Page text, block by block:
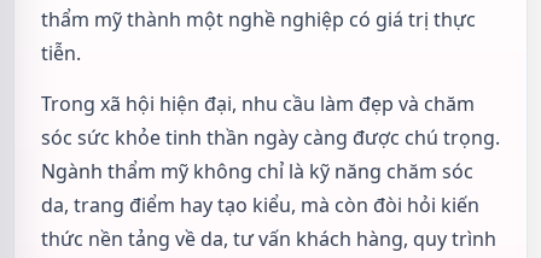
thẩm mỹ thành một nghề nghiệp có giá trị thực
tiễn.
Trong xã hội hiện đại, nhu cầu làm đẹp và chăm
sóc sức khỏe tinh thần ngày càng được chú trọng.
Ngành thẩm mỹ không chỉ là kỹ năng chăm sóc
da, trang điểm hay tạo kiểu, mà còn đòi hỏi kiến
thức nền tảng về da, tư vấn khách hàng, quy trình